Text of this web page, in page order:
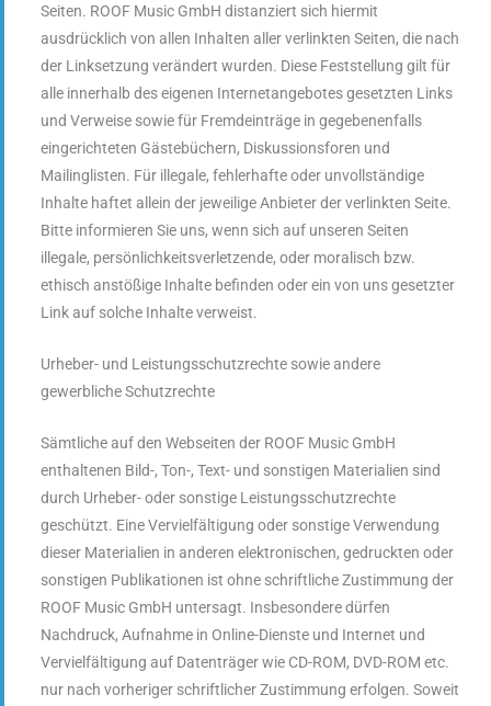
Seiten. ROOF Music GmbH distanziert sich hiermit
ausdrücklich von allen Inhalten aller verlinkten Seiten, die nach
der Linksetzung verändert wurden. Diese Feststellung gilt für
alle innerhalb des eigenen Internetangebotes gesetzten Links
und Verweise sowie für Fremdeinträge in gegebenenfalls
eingerichteten Gästebüchern, Diskussionsforen und
Mailinglisten. Für illegale, fehlerhafte oder unvollständige
Inhalte haftet allein der jeweilige Anbieter der verlinkten Seite.
Bitte informieren Sie uns, wenn sich auf unseren Seiten
illegale, persönlichkeitsverletzende, oder moralisch bzw.
ethisch anstößige Inhalte befinden oder ein von uns gesetzter
Link auf solche Inhalte verweist.
Urheber- und Leistungsschutzrechte sowie andere
gewerbliche Schutzrechte
Sämtliche auf den Webseiten der ROOF Music GmbH
enthaltenen Bild-, Ton-, Text- und sonstigen Materialien sind
durch Urheber- oder sonstige Leistungsschutzrechte
geschützt. Eine Vervielfältigung oder sonstige Verwendung
dieser Materialien in anderen elektronischen, gedruckten oder
sonstigen Publikationen ist ohne schriftliche Zustimmung der
ROOF Music GmbH untersagt. Insbesondere dürfen
Nachdruck, Aufnahme in Online-Dienste und Internet und
Vervielfältigung auf Datenträger wie CD-ROM, DVD-ROM etc.
nur nach vorheriger schriftlicher Zustimmung erfolgen. Soweit